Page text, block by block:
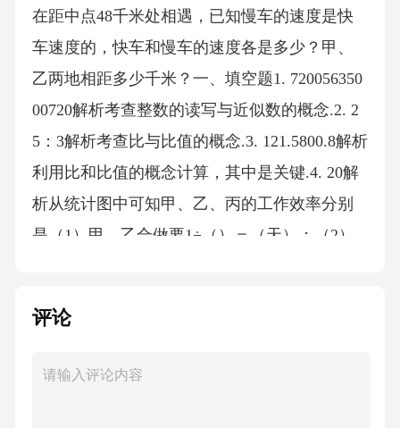
在距中点48千米处相遇，已知慢车的速度是快
车速度的，快车和慢车的速度各是多少？甲、
乙两地相距多少千米？一、填空题1. 720056350
00720解析考查整数的读写与近似数的概念.2. 2
5：3解析考查比与比值的概念.3. 121.5800.8解析
利用比和比值的概念计算，其中是关键.4. 20解
析从统计图中可知甲、乙、丙的工作效率分别
是（1）甲、乙合做要1÷（）＝（天）；（2）
方分米，1000千克＝1吨.6. 16或184解析分两种
评论